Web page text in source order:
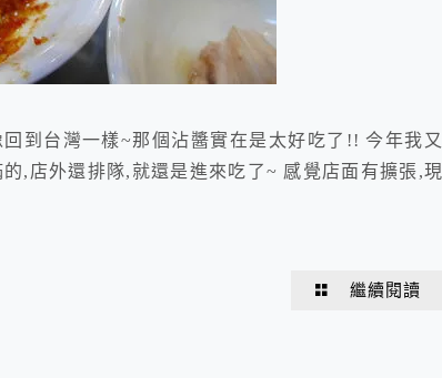
到台灣一樣~那個沾醬實在是太好吃了!! 今年我又
,店外還排隊,就還是進來吃了~ 感覺店面有擴張,現
繼續閱讀